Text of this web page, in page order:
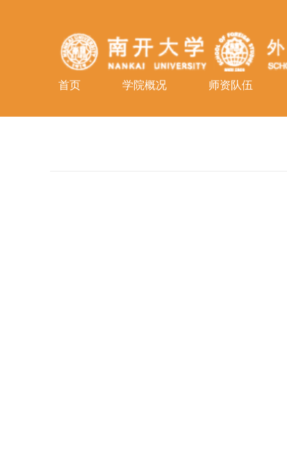
首页 学院概况 师资队伍